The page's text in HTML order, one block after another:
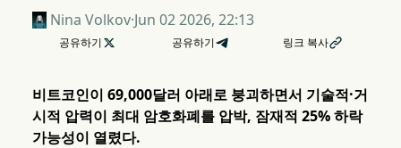
Nina Volkov·Jun 02 2026, 22:13
공유하기  공유하기 링크 복사
비트코인이 69,000달러 아래로 붕괴하면서 기술적·거
시적 압력이 최대 암호화폐를 압박, 잠재적 25% 하락
가능성이 열렸다.